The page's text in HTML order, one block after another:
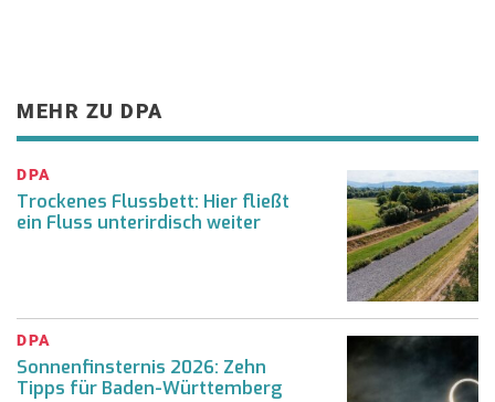
MEHR ZU DPA
DPA
Trockenes Flussbett: Hier fließt
ein Fluss unterirdisch weiter
DPA
Sonnenfinsternis 2026: Zehn
Tipps für Baden-Württemberg